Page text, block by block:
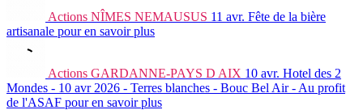
Actions NÎMES NEMAUSUS 11 avr. Fête de la bière
artisanale pour en savoir plus
Actions GARDANNE-PAYS D AIX 10 avr. Hotel des 2
Mondes - 10 avr 2026 - Terres blanches - Bouc Bel Air - Au profit
de l'ASAF pour en savoir plus